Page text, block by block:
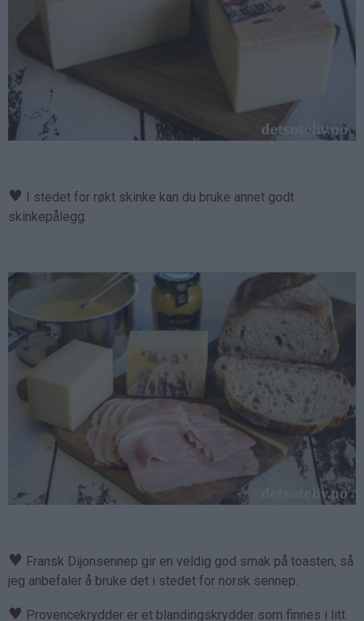
♥
I stedet for røkt skinke kan du bruke annet godt
skinkepålegg.
♥ Fransk Dijonsennep gir en veldig god smak på toasten, så
jeg anbefaler å bruke det i stedet for norsk sennep.
♥ Provencekrydder er et blandingskrydder som finnes i litt